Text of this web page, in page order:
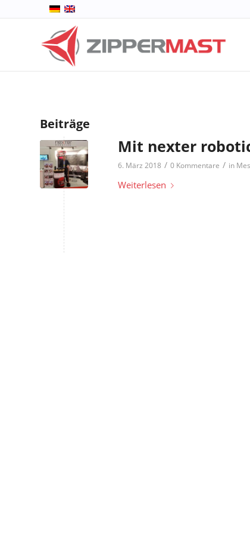
Beiträge
Mit nexter
6. März 2018 / 0 Kommentare / in
Weiterlesen